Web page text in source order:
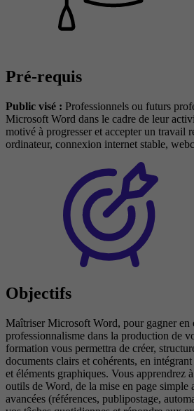
Pré-requis
Public visé : Professionnels ou futurs
Microsoft Word dans le cadre de leur
motivé à progresser et accepter un travail
ordinateur, connexion internet stable,
Objectifs
Maîtriser Microsoft Word, pour gagner en
professionnalisme dans la production de
formation vous permettra de créer,
documents clairs et cohérents, en
et éléments graphiques. Vous apprendrez
outils de Word, de la mise en page simple
avancées (références, publipostage,